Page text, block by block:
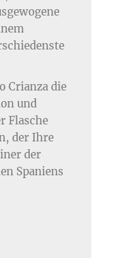
Crianza die
und
Flasche
der Ihre
der
Spaniens